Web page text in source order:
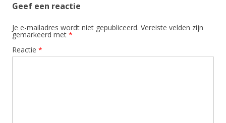
Geef een reactie
Je e-mailadres wordt niet gepubliceerd. Vereiste velden zijn
gemarkeerd met *
Reactie *